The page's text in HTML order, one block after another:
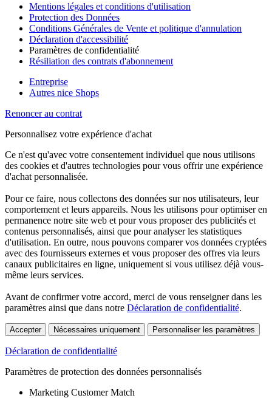
Mentions légales et conditions d'utilisation
Protection des Données
Conditions Générales de Vente et politique d'annulation
Déclaration d'accessibilité
Paramètres de confidentialité
Résiliation des contrats d'abonnement
Entreprise
Autres nice Shops
Renoncer au contrat
Personnalisez votre expérience d'achat
Ce n'est qu'avec votre consentement individuel que nous utilisons
des cookies et d'autres technologies pour vous offrir une expérience
d'achat personnalisée.
Pour ce faire, nous collectons des données sur nos utilisateurs, leur
comportement et leurs appareils. Nous les utilisons pour optimiser en
permanence notre site web et pour vous proposer des publicités et
contenus personnalisés, ainsi que pour analyser les statistiques
d'utilisation. En outre, nous pouvons comparer vos données cryptées
avec des fournisseurs externes et vous proposer des offres via leurs
canaux publicitaires en ligne, uniquement si vous utilisez déjà vous-
même leurs services.
Avant de confirmer votre accord, merci de vous renseigner dans les
paramètres ainsi que dans notre Déclaration de confidentialité.
Accepter Nécessaires uniquement Personnaliser les paramètres
Déclaration de confidentialité
Paramètres de protection des données personnalisés
Marketing Customer Match